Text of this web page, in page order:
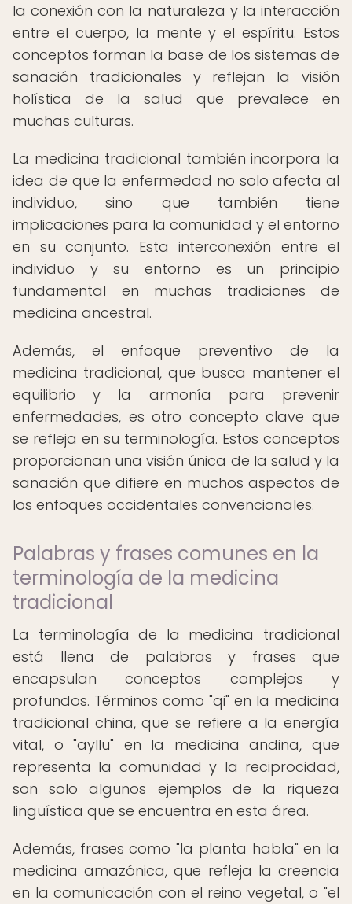
la conexión con la naturaleza y la interacción
entre el cuerpo, la mente y el espíritu. Estos
conceptos forman la base de los sistemas de
sanación tradicionales y reflejan la visión
holística de la salud que prevalece en
muchas culturas.
La medicina tradicional también incorpora la
idea de que la enfermedad no solo afecta al
individuo, sino que también tiene
implicaciones para la comunidad y el entorno
en su conjunto. Esta interconexión entre el
individuo y su entorno es un principio
fundamental en muchas tradiciones de
medicina ancestral.
Además, el enfoque preventivo de la
medicina tradicional, que busca mantener el
equilibrio y la armonía para prevenir
enfermedades, es otro concepto clave que
se refleja en su terminología. Estos conceptos
proporcionan una visión única de la salud y la
sanación que difiere en muchos aspectos de
los enfoques occidentales convencionales.
Palabras y frases comunes en la
terminología de la medicina
tradicional
La terminología de la medicina tradicional
está llena de palabras y frases que
encapsulan conceptos complejos y
profundos. Términos como "qi" en la medicina
tradicional china, que se refiere a la energía
vital, o "ayllu" en la medicina andina, que
representa la comunidad y la reciprocidad,
son solo algunos ejemplos de la riqueza
lingüística que se encuentra en esta área.
Además, frases como "la planta habla" en la
medicina amazónica, que refleja la creencia
en la comunicación con el reino vegetal, o "el